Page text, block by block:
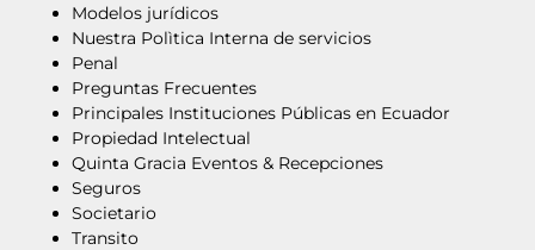
Modelos jurídicos
Nuestra Polìtica Interna de servicios
Penal
Preguntas Frecuentes
Principales Instituciones Públicas en Ecuador
Propiedad Intelectual
Quinta Gracia Eventos & Recepciones
Seguros
Societario
Transito